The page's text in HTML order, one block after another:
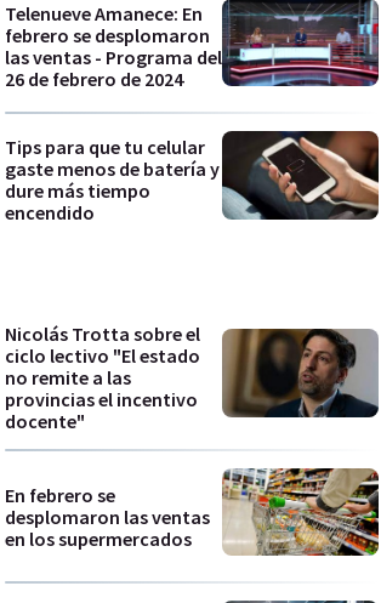
Telenueve Amanece: En
febrero se desplomaron
las ventas - Programa del
26 de febrero de 2024
Tips para que tu celular
gaste menos de batería y
dure más tiempo
encendido
Nicolás Trotta sobre el
ciclo lectivo "El estado
no remite a las
provincias el incentivo
docente"
En febrero se
desplomaron las ventas
en los supermercados